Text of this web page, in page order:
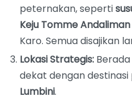
peternakan, seperti
Keju Tomme Andaliman
Karo. Semua disajikan
Lokasi Strategis:
dekat dengan
Lumbini.